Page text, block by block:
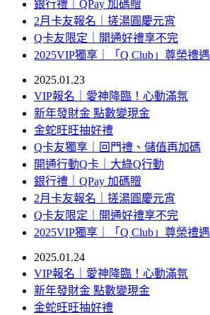
銀行禮｜QPay 加碼贈
2月卡友報名｜搓湯圓慶元宵
Q卡友限定｜開通好禮享不完
2025VIP獨享｜「Q Club」尊榮禮遇
2025.01.23
VIP報名｜愛神降臨！心動滿氛
新年發財金 點數變現金
金蛇旺旺抽好禮
Q卡友獨享｜回門禮、儲值再加碼
開通行動Q卡｜大綠Q行動
銀行禮｜QPay 加碼贈
2月卡友報名｜搓湯圓慶元宵
Q卡友限定｜開通好禮享不完
2025VIP獨享｜「Q Club」尊榮禮遇
2025.01.24
VIP報名｜愛神降臨！心動滿氛
新年發財金 點數變現金
金蛇旺旺抽好禮